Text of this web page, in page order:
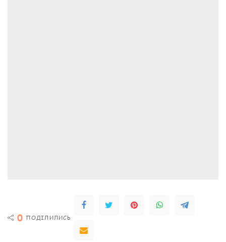
0 ПОДІЛИЛИСЬ